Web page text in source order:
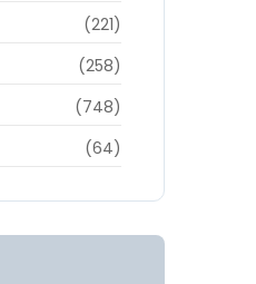
(221)
(258)
(748)
(64)